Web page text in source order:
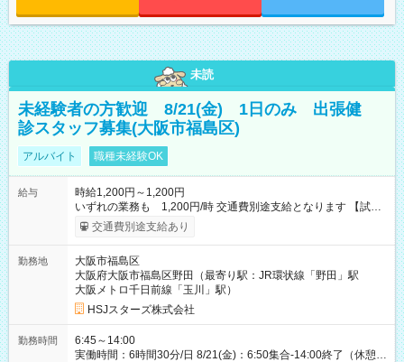
未読
未経験者の方歓迎 8/21(金) 1日のみ 出張健
診スタッフ募集(大阪市福島区)
アルバイト 職種未経験OK
給与
時給1,200円～1,200円
いずれの業務も 1,200円/時 交通費別途支給となります 【試用
期間】試用期間なし
交通費別途支給あり
勤務地
大阪市福島区
大阪府大阪市福島区野田（最寄り駅：JR環状線「野田」駅
大阪メトロ千日前線「玉川」駅）
HSJスターズ株式会社
勤務時間
6:45～14:00
実働時間：6時間30分/日 8/21(金)：6:50集合-14:00終了（休憩